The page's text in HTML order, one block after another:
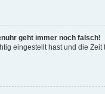
geht immer noch falsch!
eingestellt hast und die